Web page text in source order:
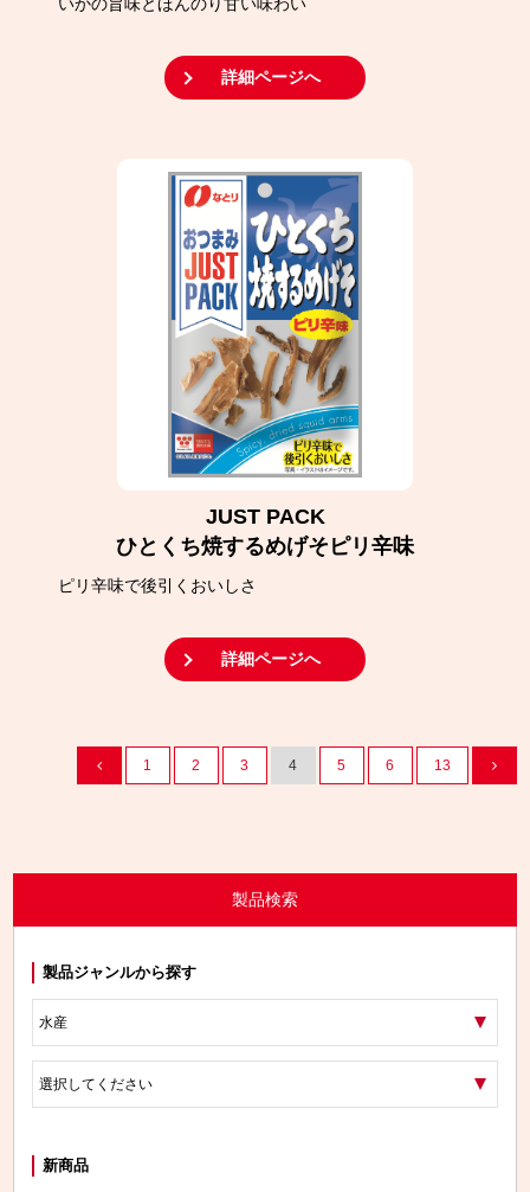
詳細ページへ
JUST PACK
ひとくち焼するめげそピリ辛味
ピリ辛味で後引くおいしさ
詳細ページへ
1 2 3 4 5 6 13
製品検索
製品ジャンルから探す
新商品